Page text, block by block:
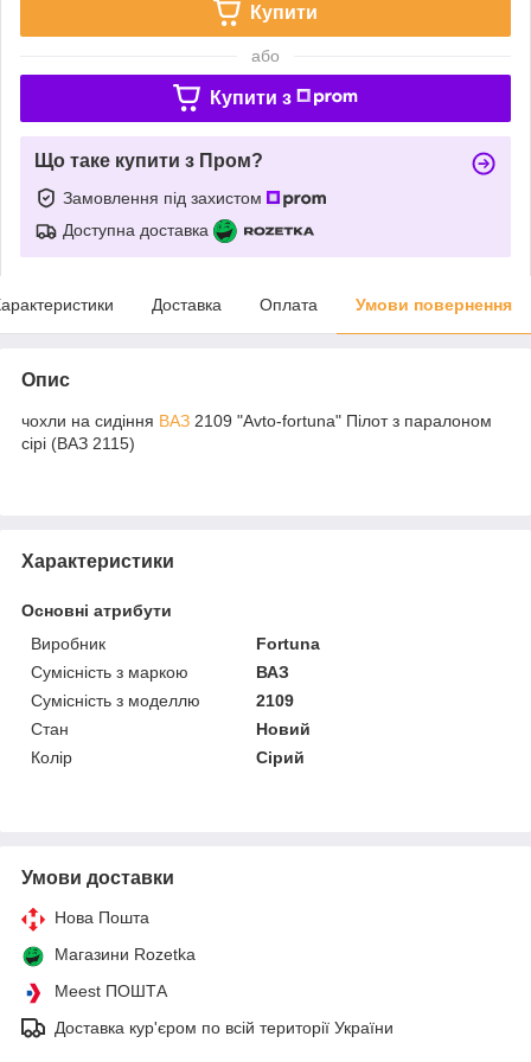
Купити
або
Купити з
Що таке купити з Пром?
Замовлення під захистом
Доступна доставка
Доставка Оплата Умови повернення
Опис
чохли на сидіння ВАЗ 2109 "Avto-fortuna" Пілот з паралоном
сірі (ВАЗ 2115)
Характеристики
Основні атрибути
Виробник
Fortuna
Сумісність з маркою
ВАЗ
Сумісність з моделлю
2109
Стан
Новий
Колір
Сірий
Умови доставки
Нова Пошта
Магазини Rozetka
Meest ПОШТА
Доставка кур'єром по всій території України